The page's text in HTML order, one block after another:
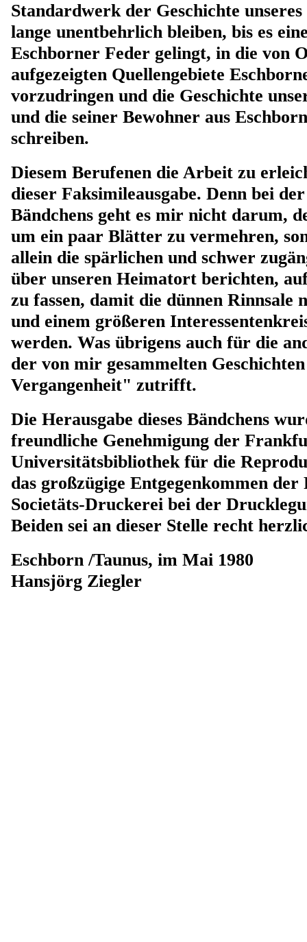
Standardwerk der Geschichte
lange unentbehrlich bleiben, bis es
Eschborner Feder gelingt, in die von
aufgezeigten Quellengebiete
vorzudringen und die Geschichte
und die seiner Bewohner aus
schreiben.
Diesem Berufenen die Arbeit zu
dieser Faksimileausgabe. Denn bei
Bändchens geht es mir nicht darum,
um ein paar Blätter zu vermehren,
allein die spärlichen und schwer
über unseren Heimatort berichten,
zu fassen, damit die dünnen Rinnsale
und einem größeren
werden. Was übrigens auch für die
der von mir gesammelten
Vergangenheit" zutrifft.
Die Herausgabe dieses Bändchens
freundliche Genehmigung der
Universitätsbibliothek für die
das großzügige Entgegenkommen
Societäts-Druckerei bei der
Beiden sei an dieser Stelle recht
Eschborn /Taunus, im Mai 1980
Hansjörg Ziegler